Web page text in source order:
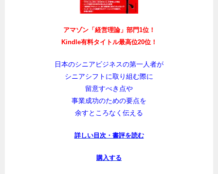
アマゾン「経営理論」部門1位！
Kindle有料タイトル最高位20位！
日本のシニアビジネスの第一人者が
シニアシフトに取り組む際に
留意すべき点や
事業成功のための要点を
余すところなく伝える
詳しい目次・書評を読む
購入する